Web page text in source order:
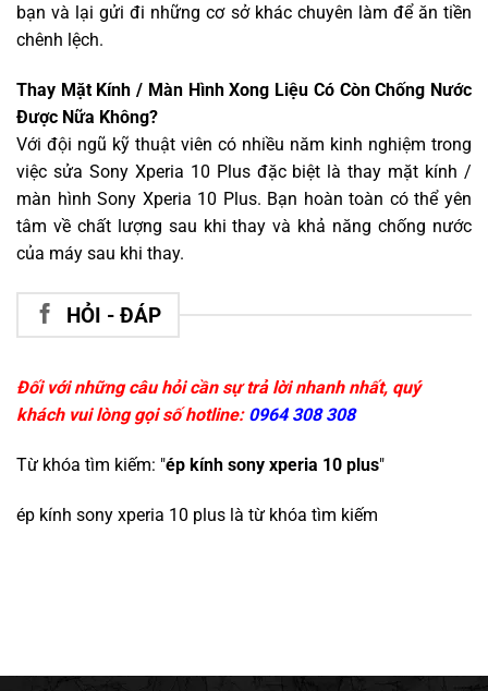
bạn và lại gửi đi những cơ sở khác chuyên làm để ăn tiền
chênh lệch.
Thay Mặt Kính / Màn Hình Xong Liệu Có Còn Chống Nước
Được Nữa Không?
Với đội ngũ kỹ thuật viên có nhiều năm kinh nghiệm trong
việc sửa Sony Xperia 10 Plus đặc biệt là thay mặt kính /
màn hình Sony Xperia 10 Plus. Bạn hoàn toàn có thể yên
tâm về chất lượng sau khi thay và khả năng chống nước
của máy sau khi thay.
HỎI - ĐÁP
Đối với những câu hỏi cần sự trả lời nhanh nhất, quý
khách vui lòng gọi số hotline: 0964 308 308
Từ khóa tìm kiếm: "ép kính sony xperia 10 plus"
ép kính sony xperia 10 plus là từ khóa tìm kiếm